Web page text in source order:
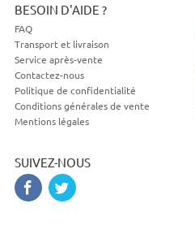
BESOIN D'AIDE ?
FAQ
Transport et livraison
Service après-vente
Contactez-nous
Politique de confidentialité
Conditions générales de vente
Mentions légales
SUIVEZ-NOUS